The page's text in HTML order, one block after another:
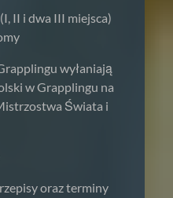
II i dwa III miejsca)
wyłaniają
w Grapplingu na
Świata i
oraz terminy